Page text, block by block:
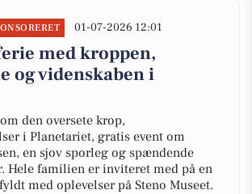
01-07-2026 12:01
med kroppen,
og videnskaben i
den oversete krop,
i Planetariet, gratis event om
en sjov sporleg og spændende
Hele familien er inviteret med på en
med oplevelser på Steno Museet.